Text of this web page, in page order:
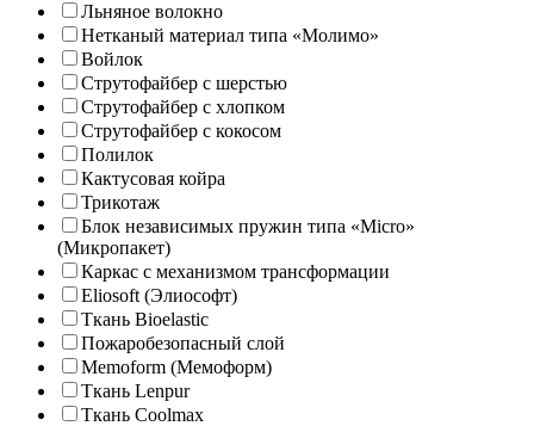
Льняное волокно
Нетканый материал типа «Молимо»
Войлок
Струтофайбер с шерстью
Струтофайбер с хлопком
Струтофайбер с кокосом
Полилок
Кактусовая койра
Трикотаж
Блок независимых пружин типа «Micro»
(Микропакет)
Каркас с механизмом трансформации
Eliosoft (Элиософт)
Ткань Bioelastic
Пожаробезопасный слой
Memoform (Мемоформ)
Ткань Lenpur
Ткань Coolmax